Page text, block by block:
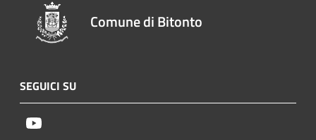
Comune di Bitonto
SEGUICI SU